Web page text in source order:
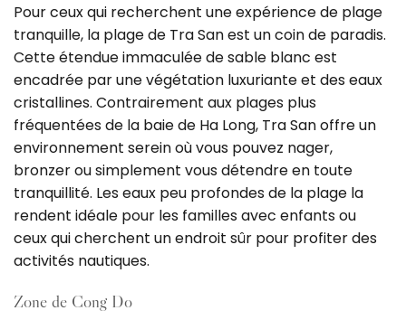
Pour ceux qui recherchent une expérience de plage
tranquille, la plage de Tra San est un coin de paradis.
Cette étendue immaculée de sable blanc est
encadrée par une végétation luxuriante et des eaux
cristallines. Contrairement aux plages plus
fréquentées de la baie de Ha Long, Tra San offre un
environnement serein où vous pouvez nager,
bronzer ou simplement vous détendre en toute
tranquillité. Les eaux peu profondes de la plage la
rendent idéale pour les familles avec enfants ou
ceux qui cherchent un endroit sûr pour profiter des
activités nautiques.
Zone de Cong Do